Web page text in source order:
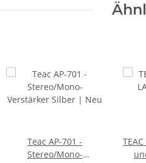
Teac AP-701 -
Stereo/Mono-